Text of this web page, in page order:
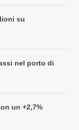
su
nel porto di
un +2,7%